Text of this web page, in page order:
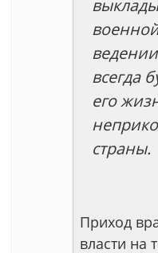
всегда
его
страны.
Приход
власти на